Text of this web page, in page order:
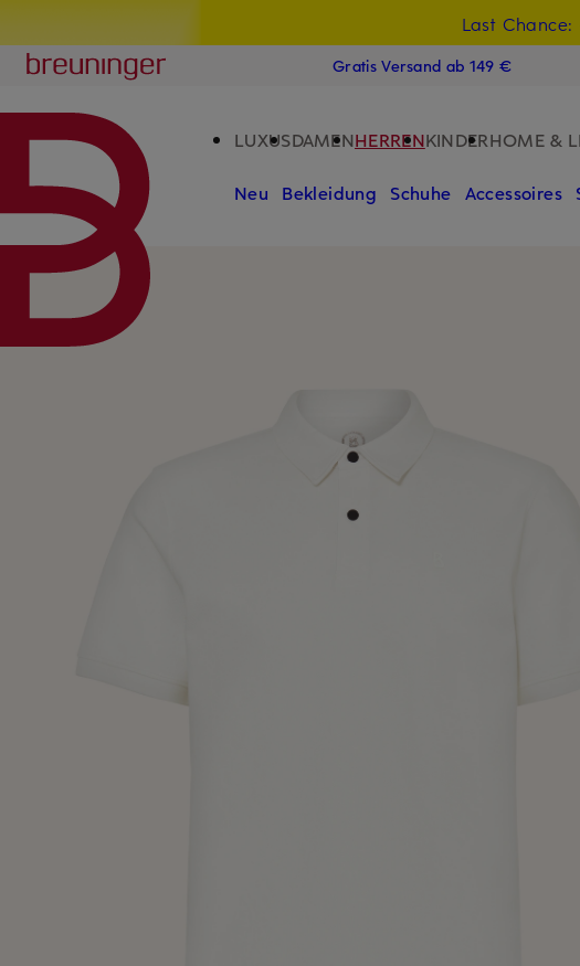
Last
15€-
Breuninger
Gratis Versand ab 149 €
LUXUSDAMENHERRENKINDERHOME &
Neu Bekleidung Schuhe Accessoires